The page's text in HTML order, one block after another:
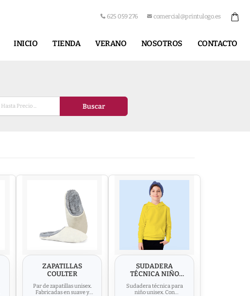
625 059 276 comercial@printulogo.es
INICIO TIENDA VERANO NOSOTROS CONTACTO
Buscar
ZAPATILLAS
COULTER
Par de zapatillas unisex.
Fabricadas en suave y
SUDADERA
TÉCNICA NIÑO
THEON
Sudadera técnica para
niño unisex. Con